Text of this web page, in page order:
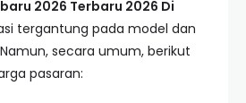
2026 Terbaru 2026 Di
tergantung pada model dan
secara umum, berikut
pasaran: